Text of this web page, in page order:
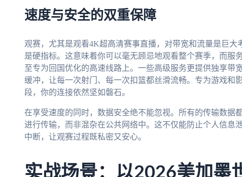
速度与安全的双重保障
观赛，尤其是观看4K超高清赛事直播，对带宽和流量是巨
是硬指标。这意味着你可以毫无顾忌地观看整个赛季，而服
至专为回国优化的高速线路上。一些高级服务更提供独享带
缓冲，让每一次射门、每一次扣篮都丝滑流畅。专为游戏和
段，你的连接依然坚如磐石。
在享受速度的同时，数据安全绝不能忽视。所有的传输数据
进行传输，而非混杂在公共网络中。这不仅能防止个人信息
中断，让观赛过程既私密又安心。
实战场景：以2026美加墨